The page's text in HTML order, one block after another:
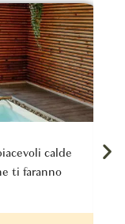
calde
ti faranno